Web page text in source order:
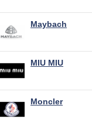
Maybach
MIU MIU
Moncler